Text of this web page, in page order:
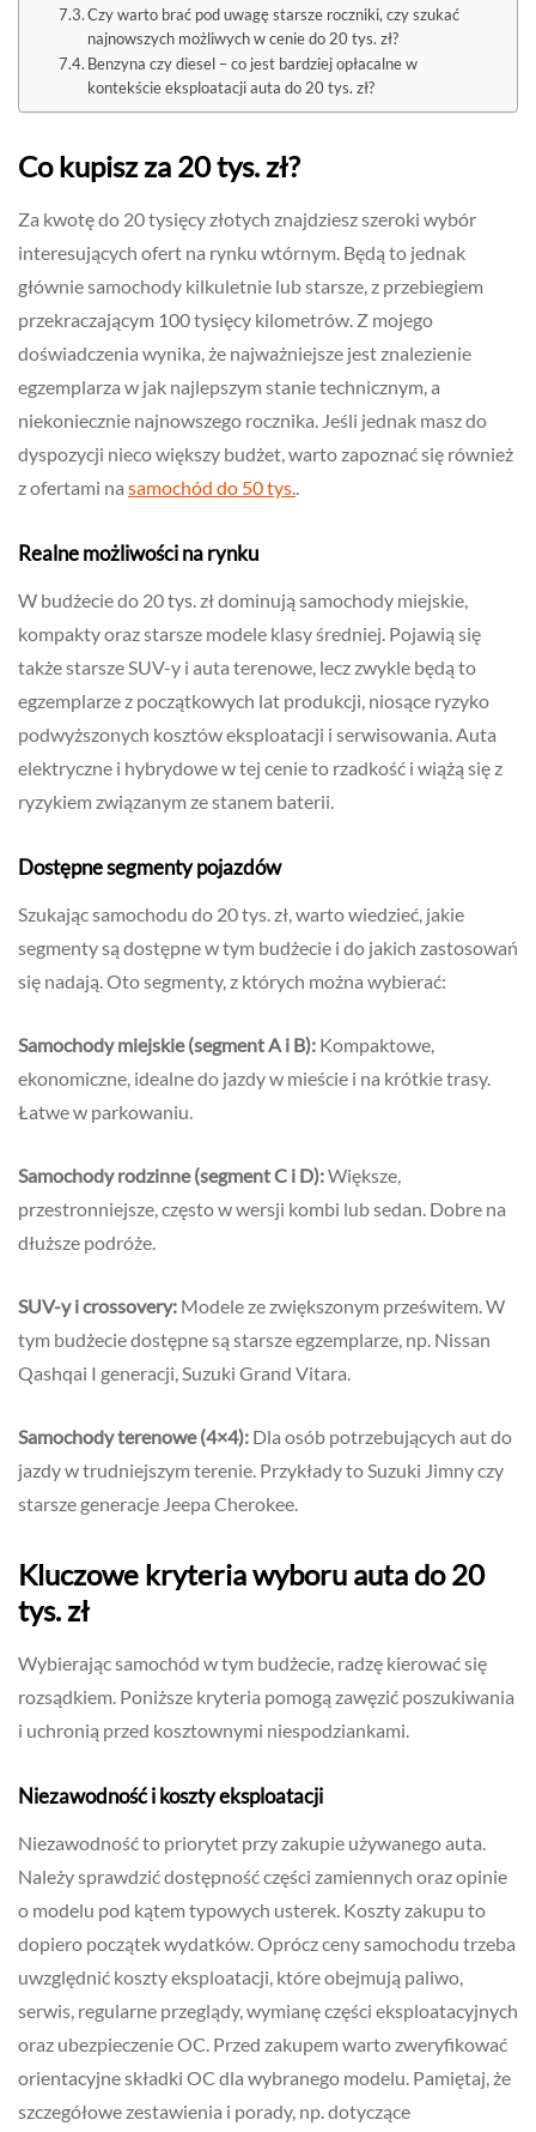
Czy warto brać pod uwagę starsze roczniki, czy szukać
najnowszych możliwych w cenie do 20 tys. zł?
Benzyna czy diesel – co jest bardziej opłacalne w
kontekście eksploatacji auta do 20 tys. zł?
Co kupisz za 20 tys. zł?
Za kwotę do 20 tysięcy złotych znajdziesz szeroki wybór
interesujących ofert na rynku wtórnym. Będą to jednak
głównie samochody kilkuletnie lub starsze, z przebiegiem
przekraczającym 100 tysięcy kilometrów. Z mojego
doświadczenia wynika, że najważniejsze jest znalezienie
egzemplarza w jak najlepszym stanie technicznym, a
niekoniecznie najnowszego rocznika. Jeśli jednak masz do
dyspozycji nieco większy budżet, warto zapoznać się również
z ofertami na samochód do 50 tys.
Realne możliwości na rynku
W budżecie do 20 tys. zł dominują samochody miejskie,
kompakty oraz starsze modele klasy średniej. Pojawią się
także starsze SUV-y i auta terenowe, lecz zwykle będą to
egzemplarze z początkowych lat produkcji, niosące ryzyko
podwyższonych kosztów eksploatacji i serwisowania. Auta
elektryczne i hybrydowe w tej cenie to rzadkość i wiążą się z
ryzykiem związanym ze stanem baterii.
Dostępne segmenty pojazdów
Szukając samochodu do 20 tys. zł, warto wiedzieć, jakie
segmenty są dostępne w tym budżecie i do jakich zastosowań
się nadają. Oto segmenty, z których można wybierać:
Samochody miejskie (segment A i B): Kompaktowe,
ekonomiczne, idealne do jazdy w mieście i na krótkie trasy.
Łatwe w parkowaniu.
Samochody rodzinne (segment C i D):Większe,
przestronniejsze, często w wersji kombi lub sedan. Dobre na
dłuższe podróże.
SUV-y i crossovery: Modele ze zwiększonym prześwitem. W
tym budżecie dostępne są starsze egzemplarze, np. Nissan
Qashqai I generacji, Suzuki Grand Vitara.
Samochody terenowe (4×4): Dla osób potrzebujących aut do
jazdy w trudniejszym terenie. Przykłady to Suzuki Jimny czy
starsze generacje Jeepa Cherokee.
Kluczowe kryteria wyboru auta do 20
tys. zł
Wybierając samochód w tym budżecie, radzę kierować się
rozsądkiem. Poniższe kryteria pomogą zawęzić poszukiwania
i uchronią przed kosztownymi niespodziankami.
Niezawodność i koszty eksploatacji
Niezawodność to priorytet przy zakupie używanego auta.
Należy sprawdzić dostępność części zamiennych oraz opinie
o modelu pod kątem typowych usterek. Koszty zakupu to
dopiero początek wydatków. Oprócz ceny samochodu trzeba
uwzględnić koszty eksploatacji, które obejmują paliwo,
serwis, regularne przeglądy, wymianę części eksploatacyjnych
oraz ubezpieczenie OC. Przed zakupem warto zweryfikować
orientacyjne składki OC dla wybranego modelu. Pamiętaj, że
szczegółowe zestawienia i porady, np. dotyczące